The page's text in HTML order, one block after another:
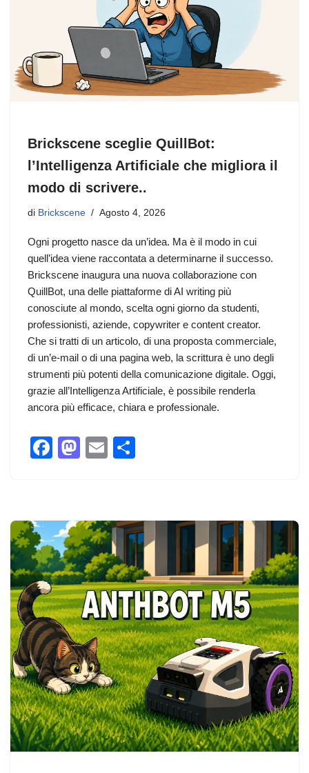
Brickscene sceglie QuillBot:
l’Intelligenza Artificiale che migliora il
modo di scrivere..
di Brickscene Agosto 4, 2026
Ogni progetto nasce da un’idea. Ma è il modo in cui
quell’idea viene raccontata a determinarne il successo.
Brickscene inaugura una nuova collaborazione con
QuillBot, una delle piattaforme di AI writing più
conosciute al mondo, scelta ogni giorno da studenti,
professionisti, aziende, copywriter e content creator.
Che si tratti di un articolo, di una proposta commerciale,
di un’e-mail o di una pagina web, la scrittura è uno degli
strumenti più potenti della comunicazione digitale. Oggi,
grazie all’Intelligenza Artificiale, è possibile renderla
ancora più efficace, chiara e professionale.
F
e
b
o
o
k
M
o
d
o
n
E
di
vi
di